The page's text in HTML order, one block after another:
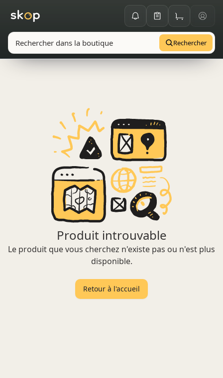
Rechercher
Produit introuvable
Le produit que vous cherchez n'existe pas ou n'est plus
disponible.
Retour à l'accueil